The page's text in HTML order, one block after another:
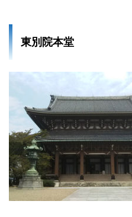
東別院本堂